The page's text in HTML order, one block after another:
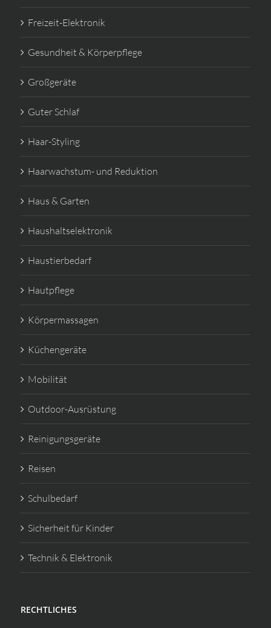
Freizeit-Elektronik
Gesundheit & Körperpflege
Großgeräte
Guter Schlaf
Haar-Styling
Haarwachstum- und Reduktion
Haus & Garten
Haushaltselektronik
Haustierbedarf
Hautpflege
Körpermassagen
Küchengeräte
Mobilität
Outdoor-Ausrüstung
Reinigungsgeräte
Reisen
Schulbedarf
Sicherheit für Kinder
Technik & Elektronik
RECHTLICHES